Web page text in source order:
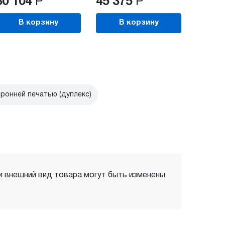
В корзину В корзину
печатью (дуплекс)
внешний вид товара могут быть изменены